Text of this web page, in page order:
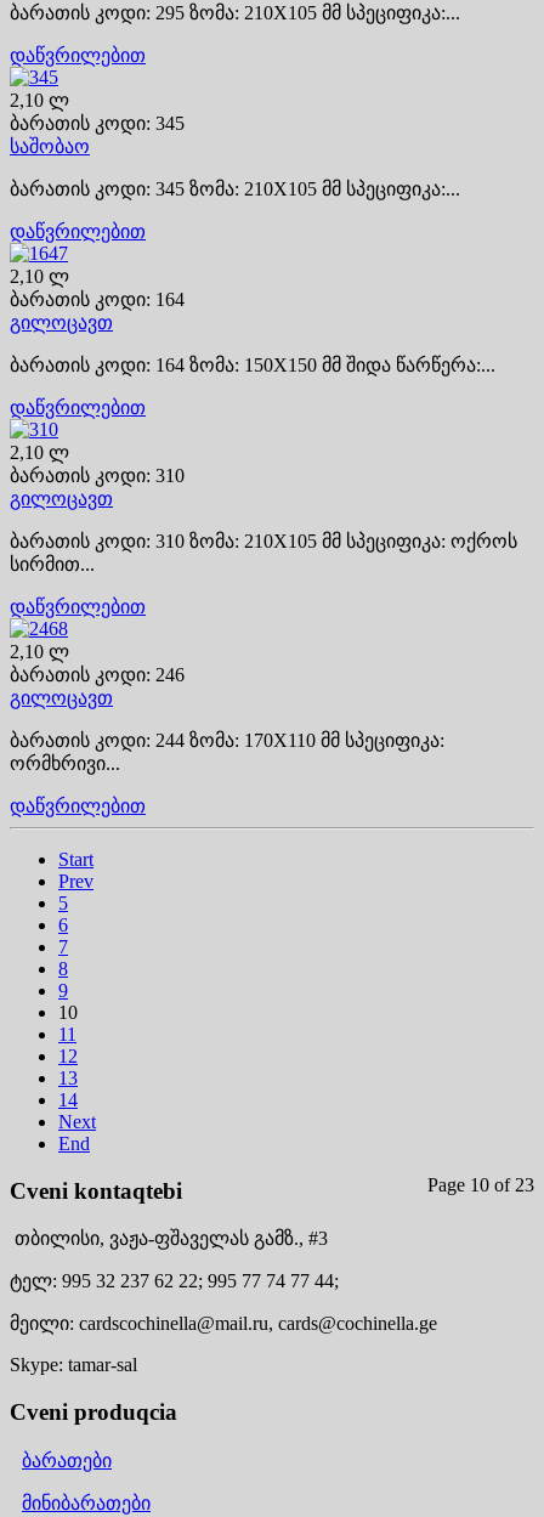
ბარათის კოდი: 295 ზომა: 210X105 მმ სპეციფიკა:...
დაწვრილებით
2,10 ლ
ბარათის კოდი: 345
საშობაო
ბარათის კოდი: 345 ზომა: 210X105 მმ სპეციფიკა:...
დაწვრილებით
2,10 ლ
ბარათის კოდი: 164
გილოცავთ
ბარათის კოდი: 164 ზომა: 150X150 მმ შიდა წარწერა:...
დაწვრილებით
2,10 ლ
ბარათის კოდი: 310
გილოცავთ
ბარათის კოდი: 310 ზომა: 210X105 მმ სპეციფიკა: ოქროს
სირმით...
დაწვრილებით
2,10 ლ
ბარათის კოდი: 246
გილოცავთ
ბარათის კოდი: 244 ზომა: 170X110 მმ სპეციფიკა:
ორმხრივი...
დაწვრილებით
Start
Prev
5
6
7
8
9
10
11
12
13
14
Next
End
Page 10 of 23
Cveni kontaqtebi
თბილისი, ვაჟა-ფშაველას გამზ., #3
ტელ: 995 32 237 62 22; 995 77 74 77 44;
მეილი: cardscochinella@mail.ru, cards@cochinella.ge
Skype: tamar-sal
Cveni produqcia
ბარათები
მინიბარათები